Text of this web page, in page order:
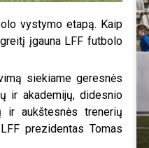
vystymo etapą. Kaip
įgauna LFF futbolo
siekiame geresnės
ir akademijų, didesnio
ir aukštesnės trenerių
prezidentas Tomas